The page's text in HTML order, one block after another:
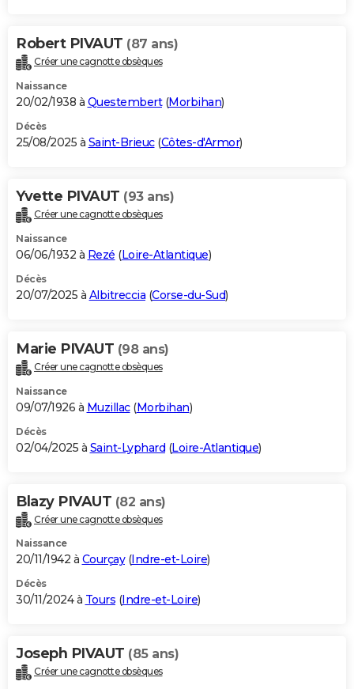
Carte de Noël
Carte Bonne année
Carte Saint-Valentin
Carte Pâques
Carte d'anniversaire
DICTIONNAIRE
Dictionnaire
Biographies
Citations
Expressions
Proverbes
PROGRAMME TV
S'inscrire
Se connecter
Lycées
Collèges
Primaires
Universités
Entreprises
Service militaire
Avis de recherche
AVIS DE DÉCÈS
Bricolage
Lifestyle
Culture
Sport
Auto
Television
Voyage
Cinema
Robert PIVAUT (87 ans)
Créer une cagnotte obsèques
Naissance
20/02/1938 à Questembert(Morbihan)
Décès
25/08/2025 à Saint-Brieuc(Côtes-d'Armor)
Yvette PIVAUT (93 ans)
Créer une cagnotte obsèques
Naissance
06/06/1932 à Rezé (Loire-Atlantique)
Décès
20/07/2025 à Albitreccia (Corse-du-Sud)
Marie PIVAUT (98 ans)
Créer une cagnotte obsèques
Naissance
09/07/1926 à Muzillac(Morbihan)
Décès
02/04/2025 à Saint-Lyphard (Loire-Atlantique)
Blazy PIVAUT (82 ans)
Créer une cagnotte obsèques
Naissance
20/11/1942 à Courçay(Indre-et-Loire)
Décès
30/11/2024 à Tours (Indre-et-Loire)
Joseph PIVAUT (85 ans)
Créer une cagnotte obsèques